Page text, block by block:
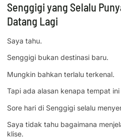
Senggigi yang Selalu
Datang Lagi
Saya tahu.
Senggigi bukan destinasi baru.
Mungkin bahkan terlalu terkenal.
Tapi ada alasan kenapa tempat
Sore hari di Senggigi selalu
Saya tidak tahu bagaimana
klise.